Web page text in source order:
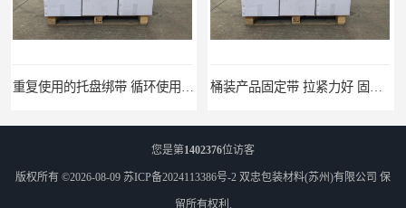
桶装产品固定带 拉紧力好 固永包材 托盘运输网兜 固永包材
您是第1402376位访客
版权所有 ©2026-08-09 苏ICP备2024113386号-2 双忠包装材料(苏州)有限公司 保
留所有权利.